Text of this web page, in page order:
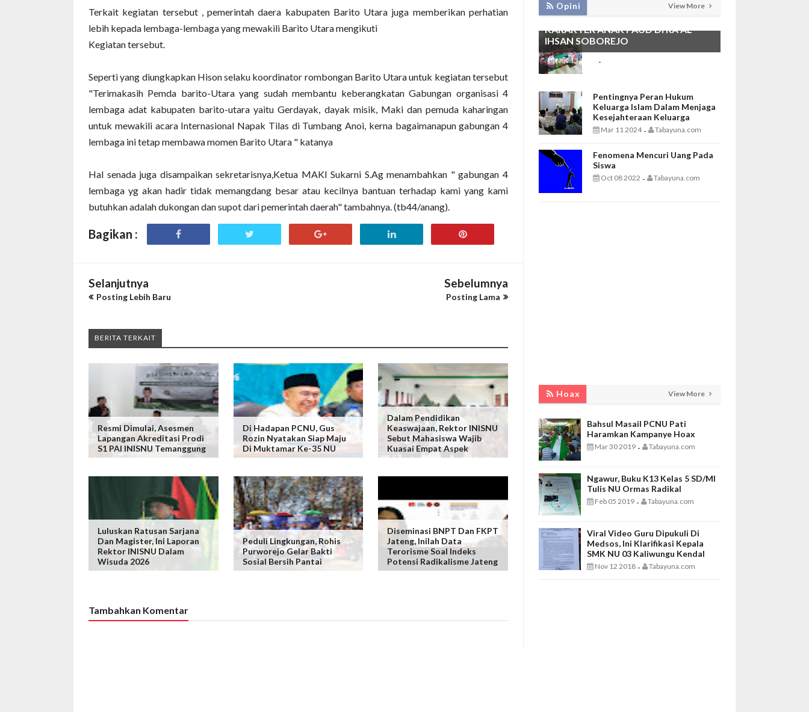
Terkait kegiatan tersebut , pemerintah daera kabupaten Barito Utara juga memberikan perhatian
lebih kepada lembaga-lembaga yang mewakili Barito Utara mengikuti
Kegiatan tersebut.
Seperti yang diungkapkan Hison selaku koordinator rombongan Barito Utara untuk kegiatan tersebut
"Terimakasih Pemda barito-Utara yang sudah membantu keberangkatan Gabungan organisasi 4
lembaga adat kabupaten barito-utara yaitu Gerdayak, dayak misik, Maki dan pemuda kaharingan
untuk mewakili acara Internasional Napak Tilas di Tumbang Anoi, kerna bagaimanapun gabungan 4
lembaga ini tetap membawa momen Barito Utara " katanya
Hal senada juga disampaikan sekretarisnya,Ketua MAKI Sukarni S.Ag menambahkan " gabungan 4
lembaga yg akan hadir tidak memangdang besar atau kecilnya bantuan terhadap kami yang kami
butuhkan adalah dukongan dan supot dari pemerintah daerah" tambahnya. (tb44/anang).
Bagikan :
Selanjutnya
Posting Lebih Baru
Sebelumnya
Posting Lama
BERITA TERKAIT
Resmi Dimulai, Asesmen
Lapangan Akreditasi Prodi
S1 PAI INISNU Temanggung
Di Hadapan PCNU, Gus
Rozin Nyatakan Siap Maju
Di Muktamar Ke-35 NU
Dalam Pendidikan
Keaswajaan, Rektor INISNU
Sebut Mahasiswa Wajib
Kuasai Empat Aspek
Luluskan Ratusan Sarjana
Dan Magister, Ini Laporan
Rektor INISNU Dalam
Wisuda 2026
Peduli Lingkungan, Rohis
Purworejo Gelar Bakti
Sosial Bersih Pantai
Diseminasi BNPT Dan FKPT
Jateng, Inilah Data
Terorisme Soal Indeks
Potensi Radikalisme Jateng
Tambahkan Komentar
Opini View More
PEMBIASAAN SHALAT DHUHA DAN
MENGAJI SEBAGAI FONDASI
KARAKTER ANAK PAUD DI RA AL
IHSAN SOBOREJO
Nov 13 2025 -
Pentingnya Peran Hukum
Keluarga Islam Dalam Menjaga
Kesejahteraan Keluarga
Mar 11 2024 - Tabayuna.com
Fenomena Mencuri Uang Pada
Siswa
Oct 08 2022 - Tabayuna.com
Hoax View More
Bahsul Masail PCNU Pati
Haramkan Kampanye Hoax
Mar 30 2019 - Tabayuna.com
Ngawur, Buku K13 Kelas 5 SD/MI
Tulis NU Ormas Radikal
Feb 05 2019 - Tabayuna.com
Viral Video Guru Dipukuli Di
Medsos, Ini Klarifikasi Kepala
SMK NU 03 Kaliwungu Kendal
Nov 12 2018 - Tabayuna.com